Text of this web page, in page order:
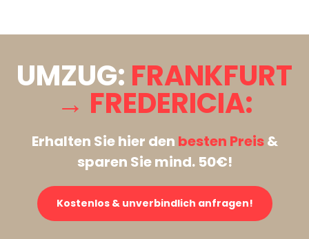
UMZUG: FRANKFURT
→ FREDERICIA:
Erhalten Sie hier den besten Preis&
sparen Sie mind. 50€!
Kostenlos & unverbindlich anfragen!